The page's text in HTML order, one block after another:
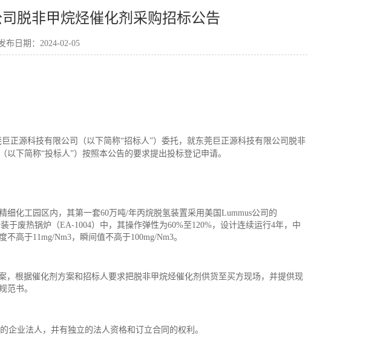
脱非甲烷烃催化剂采购招标公告
布日期：2024-02-05
巨正源科技有限公司 （以下简称“招标人”）委托，就东莞巨正源科技有限公司脱非
以下简称“投标人”）按照本公告的要求提出投标登记申请。
细化工园区 内，其第一套60万吨/年丙烷脱氢装置采用美国 Lummus公司的
于废热锅炉（EA-1004） 中，其操作弹性为60%至120%， 设计连续运行4年，中
不高于11mg/Nm3，瞬间值不高于100mg/Nm3。
，根据催化剂方案和招标人要求把脱非甲烷烃催化剂供货至买方现场， 并提供现
范书。
企业法人，并有独立的法人资格和订立合同的权利。